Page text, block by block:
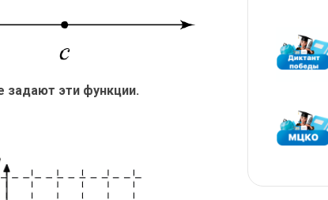
задают эти функции.